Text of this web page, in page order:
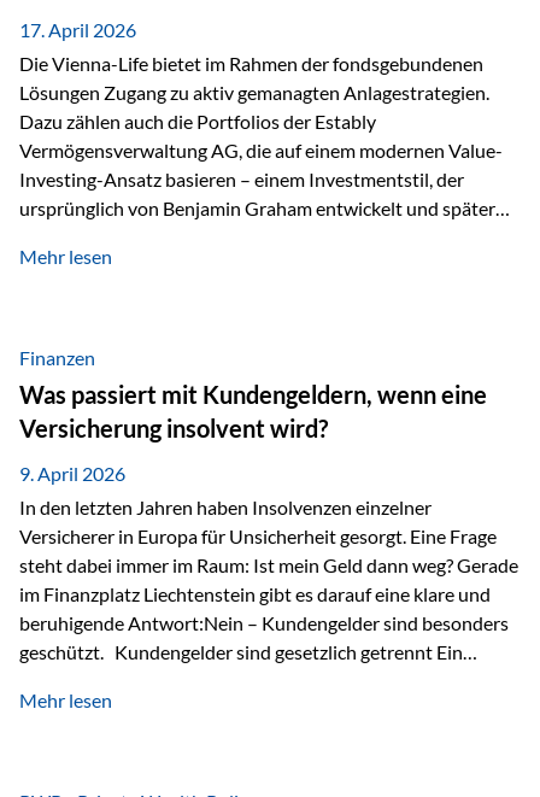
17. April 2026
Die Vienna-Life bietet im Rahmen der fondsgebundenen
Lösungen Zugang zu aktiv gemanagten Anlagestrategien.
Dazu zählen auch die Portfolios der Estably
Vermögensverwaltung AG, die auf einem modernen Value-
Investing-Ansatz basieren – einem Investmentstil, der
ursprünglich von Benjamin Graham entwickelt und später
Modernes Value Investing als Grundlage Der
Fokus stehen Unternehmen, deren Börsenkurs unter ihrem
inneren Wert liegt. Neben klassischen
Bewertungskennzahlen werden auch qualitative Faktoren
wie Geschäftsmodell, Wettbewerbsvorteile und
Managementqualität…
Mehr lesen
Finanzen
Was passiert mit Kundengeldern, wenn eine
Versicherung insolvent wird?
9. April 2026
In den letzten Jahren haben Insolvenzen einzelner
Versicherer in Europa für Unsicherheit gesorgt. Eine Frage
steht dabei immer im Raum: Ist mein Geld dann weg? Gerade
im Finanzplatz Liechtenstein gibt es darauf eine klare und
beruhigende Antwort:Nein – Kundengelder sind besonders
geschützt. Kundengelder sind gesetzlich getrennt Ein
sogenannte Sondermasse. Das bedeutet:Die
Mehr lesen